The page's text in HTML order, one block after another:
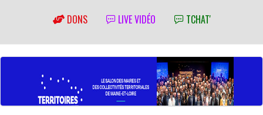
DONS LIVE VIDÉO TCHAT'